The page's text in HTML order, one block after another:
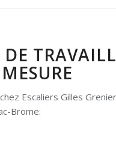
DE
Escaliers Gilles
Brome: